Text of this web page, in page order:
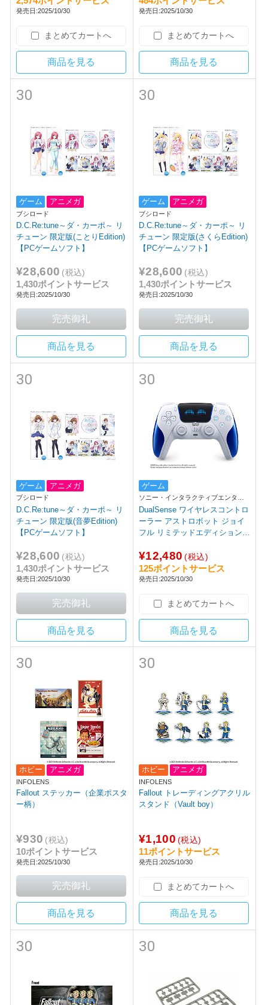
発売日:2025/10/30
まとめてカートへ
商品を見る
発売日:2025/10/30
まとめてカートへ
商品を見る
30
ゲーム アニメガ
ブシロード
D.C.Re:tune～ダ・カーポ～ リ
チューン 限定版(ことりEdition)
【PCゲームソフト】
¥28,600 (税込)
1,430ポイントサービス
発売日:2025/10/30
商品を見る
30
ゲーム アニメガ
ブシロード
D.C.Re:tune～ダ・カーポ～ リ
チューン 限定版(さくらEdition)
【PCゲームソフト】
¥28,600 (税込)
1,430ポイントサービス
発売日:2025/10/30
商品を見る
30
ゲーム アニメガ
ブシロード
D.C.Re:tune～ダ・カーポ～ リ
チューン 限定版(音夢Edition)
【PCゲームソフト】
¥28,600 (税込)
1,430ポイントサービス
発売日:2025/10/30
商品を見る
30
ゲーム
ソニー・インタラクティブエンタテ
インメント
DualSense ワイヤレスコントロ
ーラー アストロボット ジョイ
フル リミテッドエディション
¥12,480 (税込)
125ポイントサービス
発売日:2025/10/30
まとめてカートへ
商品を見る
30
ホビー アニメガ
INFOLENS
Fallout ステッカー（企業ポスタ
ー柄）
¥930 (税込)
10ポイントサービス
発売日:2025/10/30
商品を見る
30
ホビー アニメガ
INFOLENS
Fallout トレーディングアクリル
スタンド（Vault boy）
¥1,100 (税込)
11ポイントサービス
発売日:2025/10/30
まとめてカートへ
商品を見る
30 30